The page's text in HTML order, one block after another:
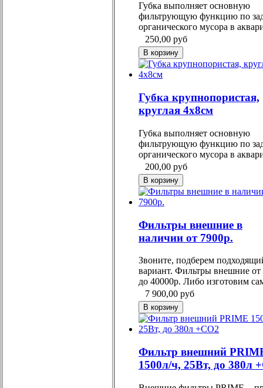
Губка выполняет основную
фильтрующую функцию по
органического мусора в
250,00 руб
Губка крупнопористая,
круглая 4х8см
Губка выполняет основную
фильтрующую функцию по
органического мусора в
200,00 руб
Фильтры внешние в
наличии от 7900р.
Звоните, подберем
вариант. Фильтры внешние от
до 40000р. Либо изготовим
7 900,00 руб
Фильтр внешний
1500л/ч, 25Вт, до 380л